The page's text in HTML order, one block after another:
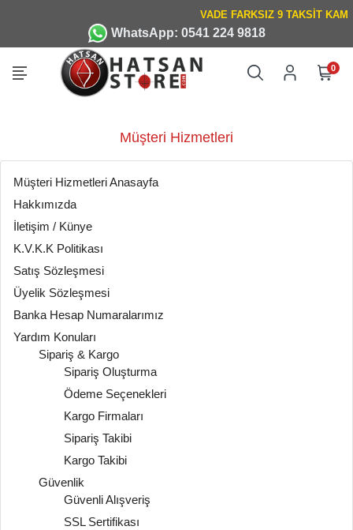
WhatsApp: 0541 224 9818
0
Müşteri Hizmetleri
Müşteri Hizmetleri Anasayfa
Hakkımızda
İletişim / Künye
K.V.K.K Politikası
Satış Sözleşmesi
Üyelik Sözleşmesi
Banka Hesap Numaralarımız
Yardım Konuları
Sipariş & Kargo
Sipariş Oluşturma
Ödeme Seçenekleri
Kargo Firmaları
Sipariş Takibi
Kargo Takibi
Güvenlik
Güvenli Alışveriş
SSL Sertifikası